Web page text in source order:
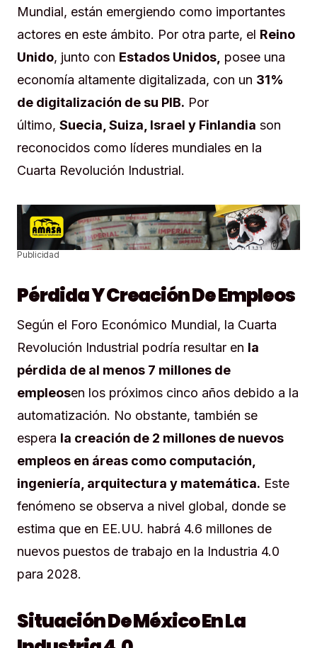
Mundial, están emergiendo como importantes
actores en este ámbito. Por otra parte, el Reino
Unido, junto con Estados Unidos, posee una
economía altamente digitalizada, con un 31%
de digitalización de su PIB. Por
último, Suecia, Suiza, Israel y Finlandia son
reconocidos como líderes mundiales en la
Cuarta Revolución Industrial.
Publicidad
Pérdida Y Creación De Empleos
Según el Foro Económico Mundial, la Cuarta
Revolución Industrial podría resultar en la
pérdida de al menos 7 millones de
empleosen los próximos cinco años debido a la
automatización. No obstante, también se
espera la creación de 2 millones de nuevos
empleos en áreas como computación,
ingeniería, arquitectura y matemática. Este
fenómeno se observa a nivel global, donde se
estima que en EE.UU. habrá 4.6 millones de
nuevos puestos de trabajo en la Industria 4.0
para 2028.
Situación De México En La